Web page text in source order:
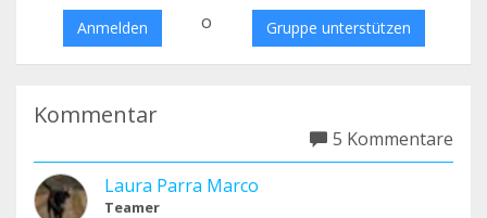
Anmelden o Gruppe unterstützen
Kommentar
5 Kommentare
Laura Parra Marco
Teamer